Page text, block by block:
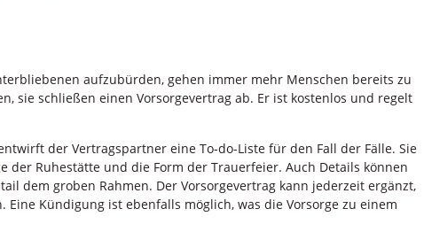
aufzubürden, gehen immer mehr Menschen bereits zu
sie schließen einen Vorsorgevertrag ab. Er ist kostenlos und regelt
der Vertragspartner eine To-do-Liste für den Fall der Fälle. Sie
der Ruhestätte und die Form der Trauerfeier. Auch Details können
dem groben Rahmen. Der Vorsorgevertrag kann jederzeit ergänzt,
Kündigung ist ebenfalls möglich, was die Vorsorge zu einem